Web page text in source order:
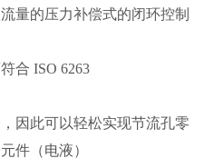
量的压力补偿式的闭环控制
合 ISO 6263
因此可以轻松实现节流孔零
件（电液）